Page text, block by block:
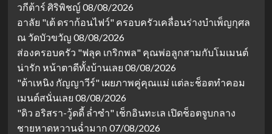
วกีต้าร์ ศิริพิชญ์ 08/08/2026
อาลัย "เต้ ดราก้อนไฟว์" ครอบครัวเคลื่อนร่างบำเพ็ญกุศล
ณ วัดบัวขวัญ 08/08/2026
ส่องครอบครัว "ฟลุค เกริกพล" คุณพ่อลูกสามกับโมเมนต์
น่ารัก หน้าตาดีทั้งบ้านเลย 08/08/2026
"ต้าเหนิง กัญญาวีร์" เผยภาพคู่คุณแม่ แต่ละช็อตทำคอม
เมนต์สนั่นเลย 08/08/2026
"ดิว อริสรา-วู้ดดี้ ล่ำซำ" เช็กอินทะเล เปิดช็อตจูบกลาง
ชายหาดหวานฉ่ำมาก 07/08/2026